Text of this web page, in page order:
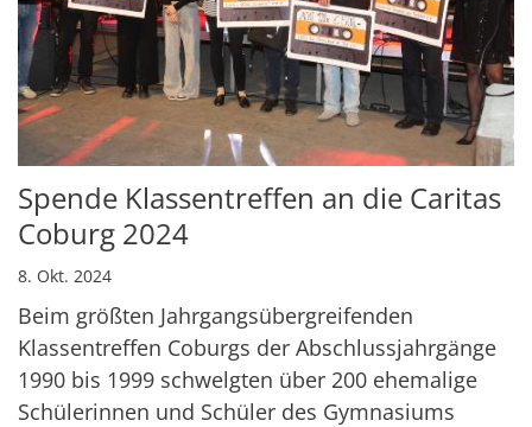
Spende Klassentreffen an die Caritas
Coburg 2024
8. Okt. 2024
Beim größten Jahrgangsübergreifenden
Klassentreffen Coburgs der Abschlussjahrgänge
1990 bis 1999 schwelgten über 200 ehemalige
Schülerinnen und Schüler des Gymnasiums